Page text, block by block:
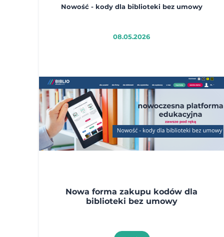
Nowość - kody dla biblioteki bez umowy
08.05.2026
Nowa forma zakupu kodów dla
biblioteki bez umowy